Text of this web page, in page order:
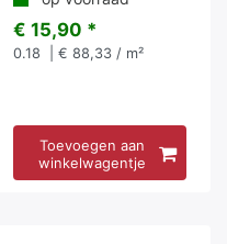
€ 15,90 *
0.18 | € 88,33 / m²
Toevoegen aan
winkelwagentje